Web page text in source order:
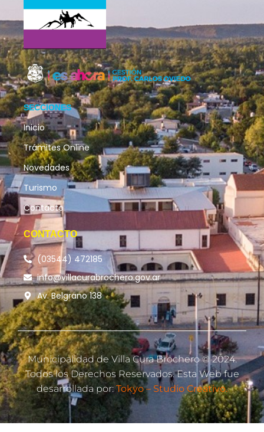
SECCIONES
Inicio
Trámites Online
Novedades
Turismo
Contacto
CONTACTO
(03544) 472185
info@villacurabrochero.gov.ar
Av. Belgrano 138
Municipalidad de Villa Cura Brochero © 2024.
Todos los Derechos Reservados. Esta Web fue
desarrollada por: Tokyo – Studio Creativo.